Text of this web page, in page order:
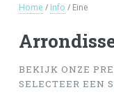
Home / Info / Eine
BEKIJK ONZE
SELECTEER EEN